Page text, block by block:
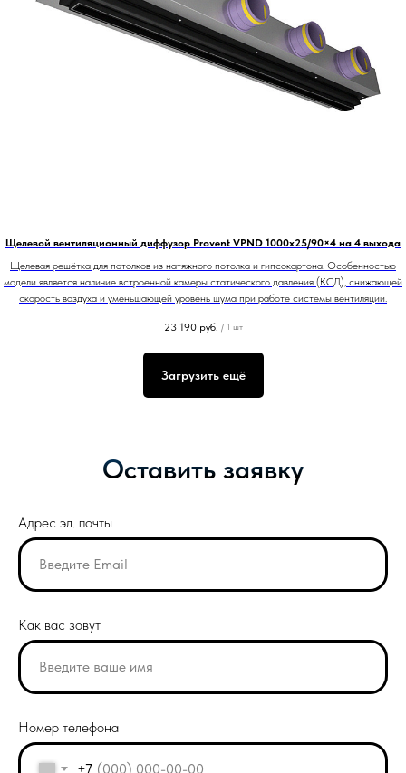
Щелевой вентиляционный диффузор Provent VPND 1000х25/90×4 на 4 выхода
Щелевая решётка для потолков из натяжного потолка и гипсокартона. Особенностью
модели является наличие встроенной камеры статического давления (КСД), снижающей
скорость воздуха и уменьшающей уровень шума при работе системы вентиляции.
23 190 руб. / 1 шт
Загрузить ещё
Оставить заявку
Адрес эл. почты
Как вас зовут
Номер телефона
+7